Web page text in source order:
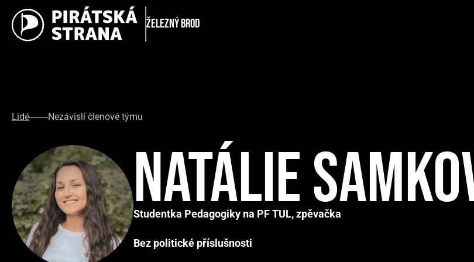
Železný Brod
Lidé Nezávislí členové týmu
Natálie
Studentka Pedagogiky na PF TUL, zpěvačka
Bez politické příslušnosti